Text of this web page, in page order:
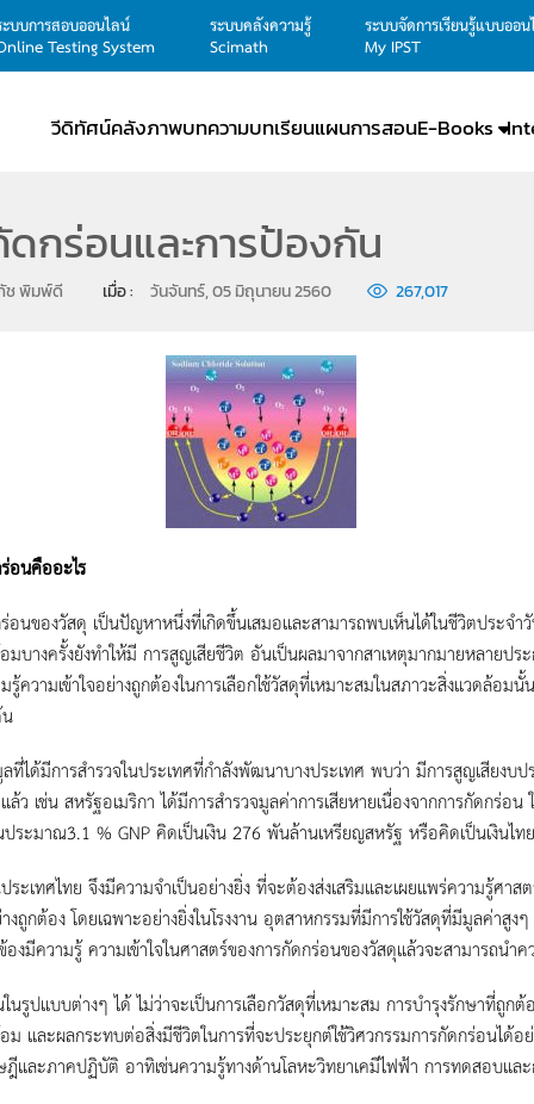
บบการสอบออนไลน์
Testing System
ระบบคลังความรู้
Scimath
ระบบจัดการเรียนรู้แบบออ
My IPST
วีดิทัศน์คลังภาพบทความบทเรียนแผนการสอนE-Books
กร่อนและการป้องกัน
พิมพ์ดี เมื่อ : วันจันทร์, 05 มิถุนายน 2560 267,017
อนคืออะไร
อนของวัสดุ เป็นปัญหาหนึ่งที่เกิดขึ้นเสมอและสามารถพบเห็นได้ในชีวิตประจ
มบางครั้งยังทำให้มี การสูญเสียชีวิต อันเป็นผลมาจากสาเหตุมากมายหลายป
รู้ความเข้าใจอย่างถูกต้องในการเลือกใช้วัสดุที่เหมาะสมในสภาวะสิ่งแวดล้อ
ที่ได้มีการสำรวจในประเทศที่กำลังพัฒนาบางประเทศ พบว่า มีการสูญเสียง
ว เช่น สหรัฐอเมริกา ได้มีการสำรวจมูลค่าการเสียหายเนื่องจากการกัดกร่
ระมาณ3.1 % GNP คิดเป็นเงิน 276 พันล้านเหรียญสหรัฐ หรือคิดเป็นเงินไ
ระเทศไทย จึงมีความจำเป็นอย่างยิ่ง ที่จะต้องส่งเสริมและเผยแพร่ความรู้ศ
างถูกต้อง โดยเฉพาะอย่างยิ่งในโรงงาน อุตสาหกรรมที่มีการใช้วัสดุที่มีมูลค่า
องมีความรู้ ความเข้าใจในศาสตร์ของการกัดกร่อนของวัสดุแล้วจะสามารถนำค
นรูปแบบต่างๆ ได้ ไม่ว่าจะเป็นการเลือกวัสดุที่เหมาะสม การบำรุงรักษาที่ถู
ม และผลกระทบต่อสิ่งมีชีวิตในการที่จะประยุกต์ใช้วิศวกรรมการกัดกร่อนได้
และภาคปฏิบัติ อาทิเช่นความรู้ทางด้านโลหะวิทยาเคมีไฟฟ้า การทดสอบแล